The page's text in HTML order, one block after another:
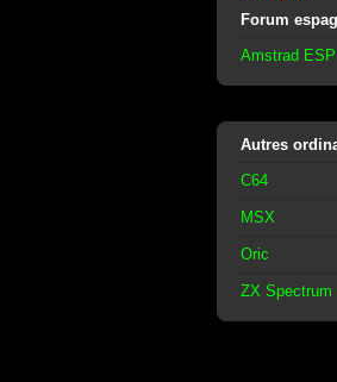
Forum
Amstrad ESP
Autres
C64
MSX
Oric
ZX Spectrum